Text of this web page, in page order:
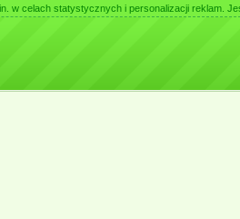
w celach statystycznych i personalizacji reklam.